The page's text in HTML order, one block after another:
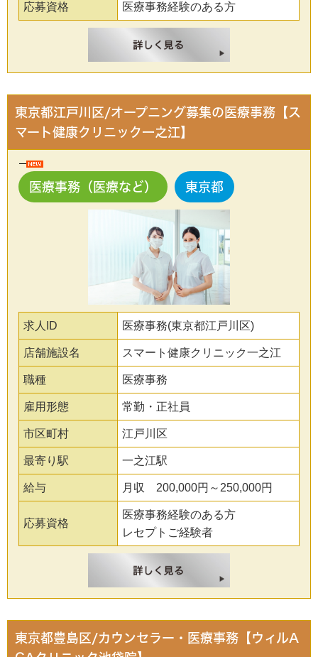
応募資格 医療事務経験のある方
東京都江戸川区/オープニング募集の医療事務【ス
マート健康クリニック一之江】
医療事務（医療など） 東京都
求人ID 医療事務(東京都江戸川区)
店舗施設名 スマート健康クリニック一之江
職種 医療事務
雇用形態 常勤・正社員
市区町村 江戸川区
最寄り駅 一之江駅
給与 月収 200,000円～250,000円
応募資格
医療事務経験のある方
レセプトご経験者
東京都豊島区/カウンセラー・医療事務【ウィルA